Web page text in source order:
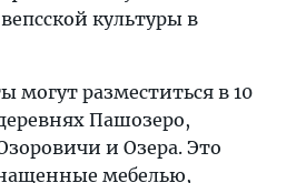
культуры в
могут разместиться в 10
Пашозеро,
и Озера. Это
мебелью,